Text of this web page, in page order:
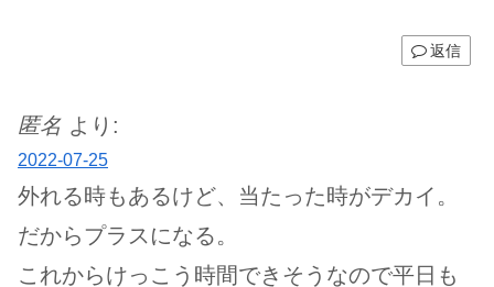
返信
匿名 より:
2022-07-25
外れる時もあるけど、当たった時がデカイ。
だからプラスになる。
これからけっこう時間できそうなので平日も